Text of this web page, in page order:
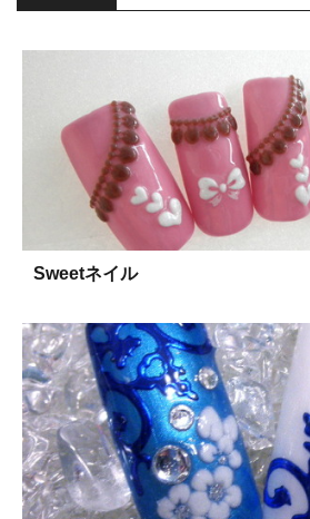
Sweetネイル